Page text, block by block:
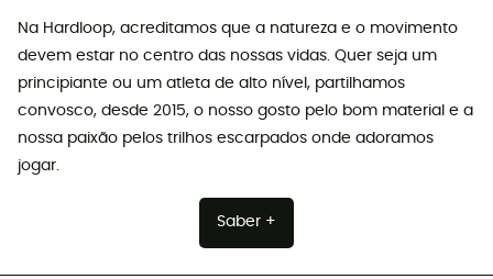
Na Hardloop, acreditamos que a natureza e o movimento
devem estar no centro das nossas vidas. Quer seja um
principiante ou um atleta de alto nível, partilhamos
convosco, desde 2015, o nosso gosto pelo bom material e a
nossa paixão pelos trilhos escarpados onde adoramos
jogar.
Saber +